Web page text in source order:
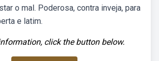
o mal. Poderosa, contra inveja, para
e latim.
click the button below.